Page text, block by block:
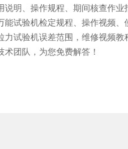
明、操作规程、期间核查作业
试验机检定规程、操作视频、
试验机误差范围，维修视频教
团队，为您免费解答！